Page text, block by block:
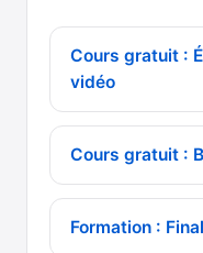
Cours gratuit :
vidéo
Cours gratuit :
Formation :